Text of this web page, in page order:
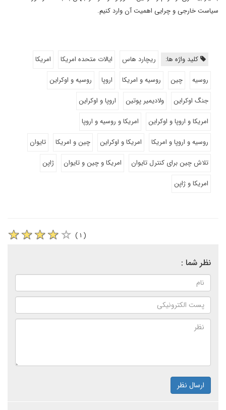
سیاست خارجی و چرایی اهمیت آن وارد کنیم.
کلید واژه ها: ریچارد هاس ایالات متحده امریکا
امریکا
روسیه
چین روسیه و امریکا اروپا
روسیه و اوکراین
جنگ اوکراین
ولادیمیر پوتین
اروپا و اوکراین
امریکا و اروپا و اوکراین
امریکا و روسیه و اروپا
روسیه و اروپا و امریکا
امریکا و اوکراین چین و امریکا
تایوان
تلاش چین برای کنترل تایوان
امریکا و چین و تایوان
ژاپن
امریکا و ژاپن
( ۱ )
نظر شما :
ارسال نظر